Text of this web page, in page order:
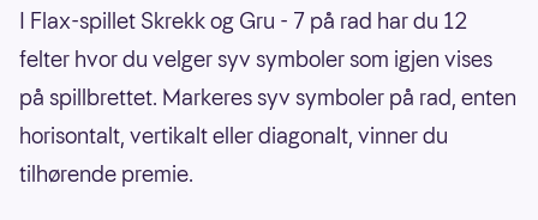
I Flax-spillet Skrekk og Gru - 7 på rad har du 12
felter hvor du velger syv symboler som igjen vises
på spillbrettet. Markeres syv symboler på rad, enten
horisontalt, vertikalt eller diagonalt, vinner du
tilhørende premie.